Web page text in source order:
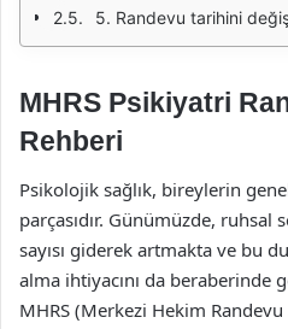
5. Randevu tarihini
MHRS Psikiyatri
Rehberi
Psikolojik sağlık, bireylerin
parçasıdır. Günümüzde,
sayısı giderek artmakta ve bu
alma ihtiyacını da beraberinde
MHRS (Merkezi Hekim Randevu